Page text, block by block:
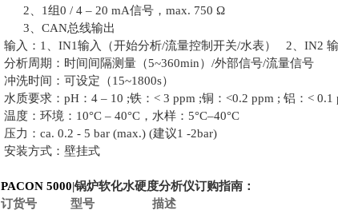
2、1组0 / 4 – 20 mA信号，max. 750 Ω
3、CAN总线输出
输入：1、IN1输入（开始分析/流量控制开关/水表） 2、IN2 输
分析周期：时间间隔测量（5~360min）/外部信号/流量信号
冲洗时间：可设定（15~1800s）
水质要求：pH：4 – 10 ;铁：< 3 ppm ;铜：<0.2 ppm ; 铝：< 0.1
温度：环境：10°C – 40°C，水样：5°C–40°C
压力：ca. 0.2 - 5 bar (max.) (建议1 -2bar)
安装方式：壁挂式
PACON 5000|锅炉软化水硬度分析仪​订购指南：
订货号
型号
描述